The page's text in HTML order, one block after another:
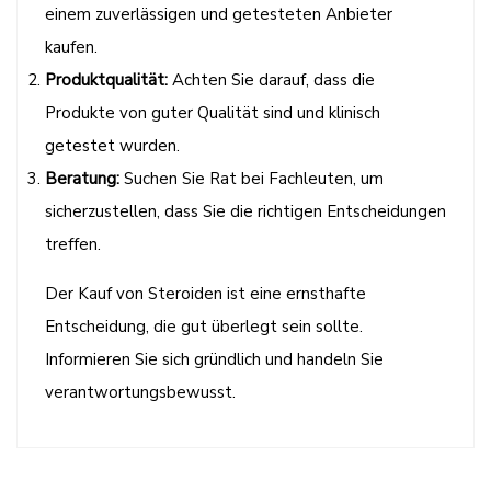
einem zuverlässigen und getesteten Anbieter
kaufen.
Produktqualität: Achten Sie darauf, dass die
Produkte von guter Qualität sind und klinisch
getestet wurden.
Beratung: Suchen Sie Rat bei Fachleuten, um
sicherzustellen, dass Sie die richtigen Entscheidungen
treffen.
Der Kauf von Steroiden ist eine ernsthafte
Entscheidung, die gut überlegt sein sollte.
Informieren Sie sich gründlich und handeln Sie
verantwortungsbewusst.